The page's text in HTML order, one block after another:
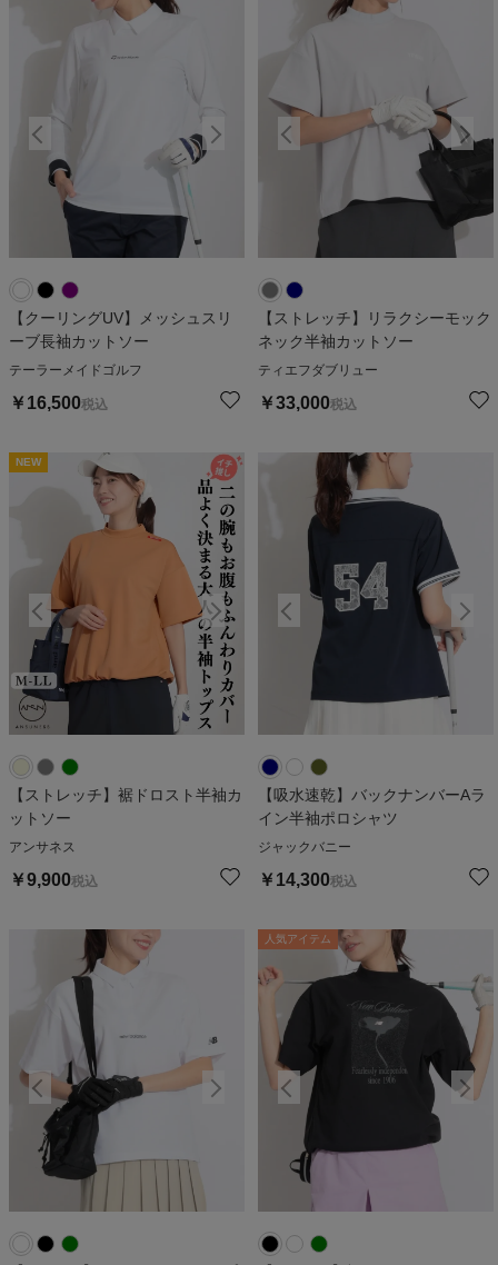
【クーリングUV】メッシュスリ
ーブ長袖カットソー
テーラーメイドゴルフ
￥ 16,500税込
【ストレッチ】リラクシーモック
ネック半袖カットソー
ティエフダブリュー
￥33,000税込
NEW
【ストレッチ】裾ドロスト半袖カ
ットソー
アンサネス
￥9,900税込
【吸水速乾】バックナンバーAラ
イン半袖ポロシャツ
ジャックバニー
￥ 14,300税込
人気アイテム 人気アイテム